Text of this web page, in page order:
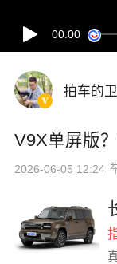
00:00
拍车的
V9X单屏版
2026-06-05 12:24